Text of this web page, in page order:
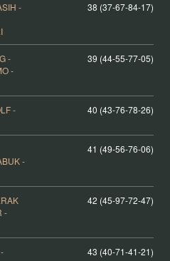
-
38 (37-67-84-17)
-
-
39 (44-55-77-05)
-
40 (43-76-78-26)
-
41 (49-56-76-06)
-
42 (45-97-72-47)
43 (40-71-41-21)